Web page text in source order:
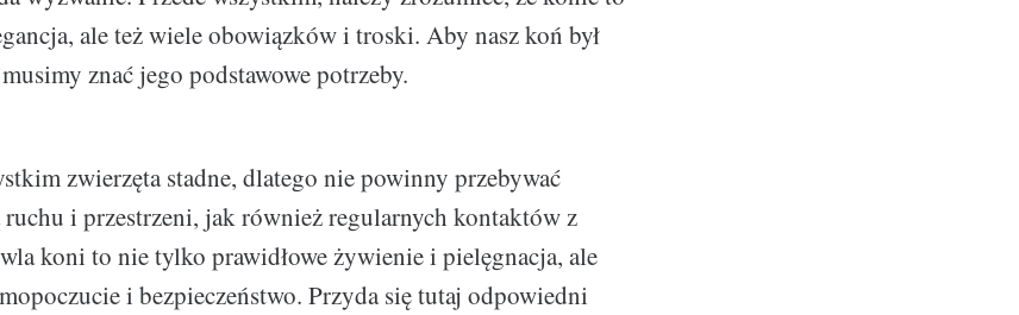
ale też wiele obowiązków i troski. Aby nasz koń był
znać jego podstawowe potrzeby.
zwierzęta stadne, dlatego nie powinny przebywać
ruchu i przestrzeni, jak również regularnych kontaktów z
koni to nie tylko prawidłowe żywienie i pielęgnacja, ale
i bezpieczeństwo. Przyda się tutaj odpowiedni